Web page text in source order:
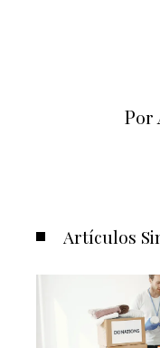
Por
Artículos